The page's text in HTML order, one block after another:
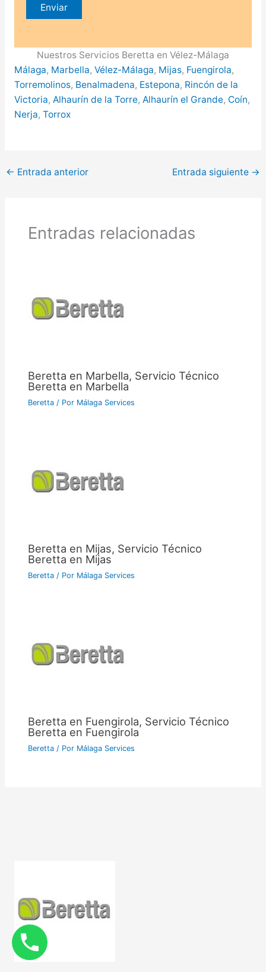
Nuestros Servicios Beretta en Vélez-Málaga
Málaga, Marbella, Vélez-Málaga, Mijas, Fuengirola,
Torremolinos, Benalmadena, Estepona, Rincón de la
Victoria, Alhaurín de la Torre, Alhaurín el Grande, Coín,
Nerja, Torrox
← Entrada anterior Entrada siguiente →
Entradas relacionadas
Beretta en Marbella, Servicio Técnico
Beretta en Marbella
Beretta / Por Málaga Services
Beretta en Mijas, Servicio Técnico
Beretta en Mijas
Beretta / Por Málaga Services
Beretta en Fuengirola, Servicio Técnico
Beretta en Fuengirola
Beretta / Por Málaga Services